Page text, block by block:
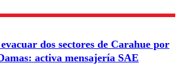
dos sectores de Carahue por
activa mensajería SAE